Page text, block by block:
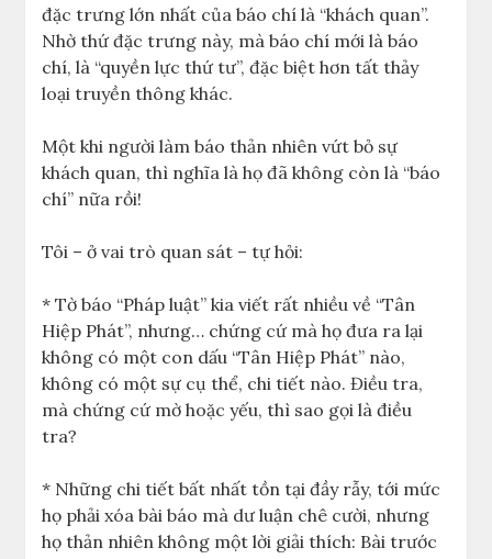
đặc trưng lớn nhất của báo chí là “khách quan”.
Nhờ thứ đặc trưng này, mà báo chí mới là báo
chí, là “quyền lực thứ tư”, đặc biệt hơn tất thảy
loại truyền thông khác.
Một khi người làm báo thản nhiên vứt bỏ sự
khách quan, thì nghĩa là họ đã không còn là “báo
chí” nữa rồi!
Tôi – ở vai trò quan sát – tự hỏi:
* Tờ báo “Pháp luật” kia viết rất nhiều về “Tân
Hiệp Phát”, nhưng… chứng cứ mà họ đưa ra lại
không có một con dấu “Tân Hiệp Phát” nào,
không có một sự cụ thể, chi tiết nào. Điều tra,
mà chứng cứ mờ hoặc yếu, thì sao gọi là điều
tra?
* Những chi tiết bất nhất tồn tại đầy rẫy, tới mức
họ phải xóa bài báo mà dư luận chê cười, nhưng
họ thản nhiên không một lời giải thích: Bài trước